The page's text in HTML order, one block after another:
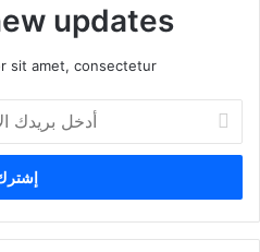
updates!
sit amet, consectetur.
خ
ب
ر